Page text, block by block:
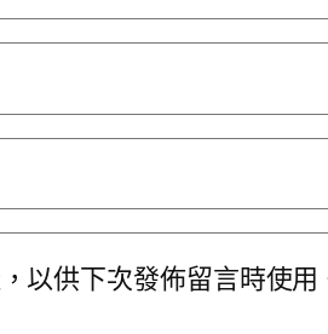
以供下次發佈留言時使用